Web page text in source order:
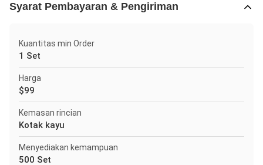
Syarat Pembayaran & Pengiriman
Kuantitas min Order
1 Set
Harga
$99
Kemasan rincian
Kotak kayu
Menyediakan kemampuan
500 Set